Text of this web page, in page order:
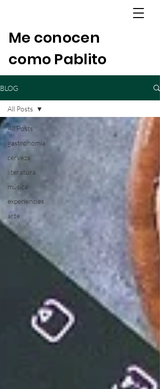
Me conocen
como Pablito
BLOG
All Posts
gastronomía
cerveza
literatura
música
experiencias
arte
All Posts